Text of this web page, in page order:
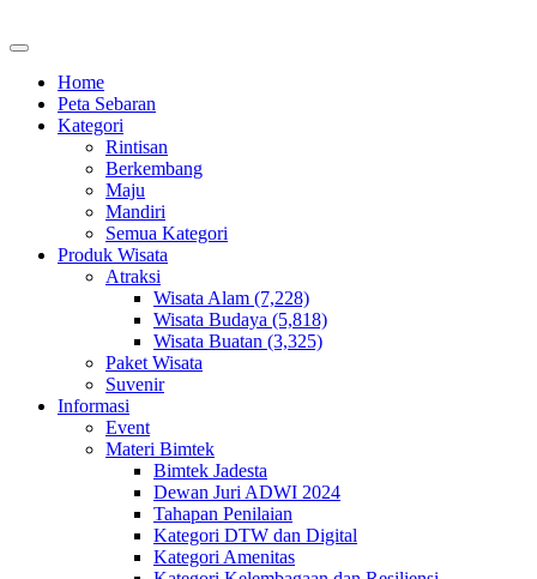
Home
Peta Sebaran
Kategori
Rintisan
Berkembang
Maju
Mandiri
Semua Kategori
Produk Wisata
Atraksi
Wisata Alam (7,228)
Wisata Budaya (5,818)
Wisata Buatan (3,325)
Paket Wisata
Suvenir
Informasi
Event
Materi Bimtek
Bimtek Jadesta
Dewan Juri ADWI 2024
Tahapan Penilaian
Kategori DTW dan Digital
Kategori Amenitas